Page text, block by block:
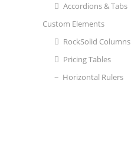
Accordions & Tabs
Custom Elements
RockSolid Columns
Pricing Tables
Horizontal Rulers